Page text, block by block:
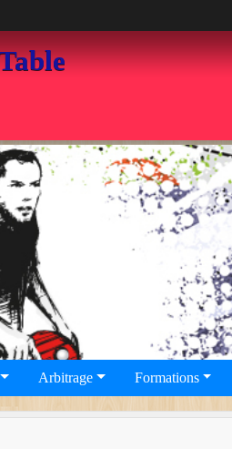
Arbitrage Formations